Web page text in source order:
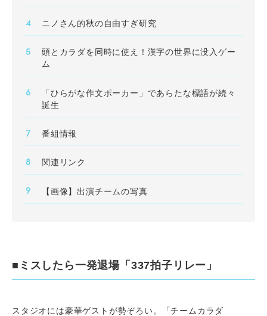
ニノさん的秋の自由すぎ研究
頭とカラダを同時に使え！漢字の世界に没入ゲー
ム
「ひらがな作文ポーカー」であらたな標語が続々
誕生
番組情報
関連リンク
【画像】出演チームの写真
■ミスしたら一発退場「337拍子リレー」
スタジオには豪華ゲストが勢ぞろい。「チームカラダ